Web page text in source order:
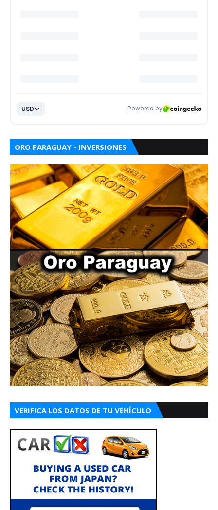
ORO PARAGUAY - INVERSIONES
VERIFICA LOS DATOS DE TU VEHÍCULO